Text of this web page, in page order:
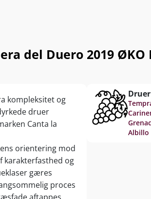
del Duero 2019
kompleksitet og
druer
Canta la
orientering mod
karakterfasthed og
gæres
proces
Druer
Albillo